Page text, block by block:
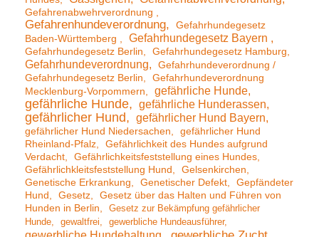
Gefahrenabwehrverordnung
Gefahrenhundeverordnung
Gefahrhundegesetz
Baden-Württemberg
Gefahrhundegesetz Bayern
Gefahrhundegesetz Berlin Gefahrhundegesetz Hamburg
Gefahrhundeverordnung
Gefahrhundeverordnung /
Gefahrhundegesetz Berlin
Gefahrhundeverordnung
Mecklenburg-Vorpommern
gefährliche Hunde
gefährliche Hunde gefährliche Hunderassen
gefährlicher Hund gefährlicher Hund Bayern
gefährlicher Hund Niedersachen
gefährlicher Hund
Rheinland-Pfalz
Gefährlichkeit des Hundes aufgrund
Verdacht
Gefährlichkeitsfeststellung eines Hundes
Gefährlichkleitsfeststellung Hund
Gelsenkirchen
Genetische Erkrankung
Genetischer Defekt
Gepfändeter
Hund
Gesetz
Gesetz über das Halten und Führen von
Hunden in Berlin
Gesetz zur Bekämpfung gefährlicher
Hunde
gewaltfrei gewerbliche Hundeausführer